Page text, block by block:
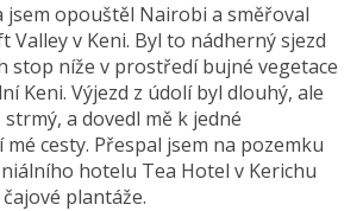
jsem opouštěl Nairobi a směřoval
Valley v Keni. Byl to nádherný sjezd
stop níže v prostředí bujné vegetace
Keni. Výjezd z údolí byl dlouhý, ale
a dovedl mě k jedné
mé cesty. Přespal jsem na pozemku
hotelu Tea Hotel v Kerichu
plantáže.